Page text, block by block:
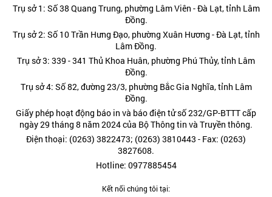
Trụ sở 1: Số 38 Quang Trung, phường Lâm Viên - Đà Lạt, tỉnh Lâm
Đồng.
Trụ sở 2: Số 10 Trần Hưng Đạo, phường Xuân Hương - Đà Lạt, tỉnh
Lâm Đồng.
Trụ sở 3: 339 - 341 Thủ Khoa Huân, phường Phú Thủy, tỉnh Lâm
Đồng.
Trụ sở 4: Số 82, đường 23/3, phường Bắc Gia Nghĩa, tỉnh Lâm
Đồng.
Giấy phép hoạt động báo in và báo điện tử số 232/GP-BTTT cấp
ngày 29 tháng 8 năm 2024 của Bộ Thông tin và Truyền thông.
Điện thoại: (0263) 3822473; (0263) 3810443 - Fax: (0263)
3827608.
Hotline: 0977885454
Kết nối chúng tôi tại: